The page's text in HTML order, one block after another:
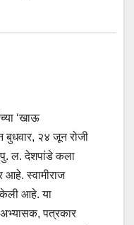
‘खाऊ
२४ जून रोजी
पु. ल. देशपांडे कला
आहे. स्वामीराज
केली आहे. या
अभ्यासक, पत्रकार